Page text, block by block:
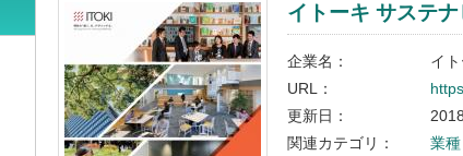
イトーキ サステ
企業名：
イ
URL：
更新日：
関連カテゴリ：
業種